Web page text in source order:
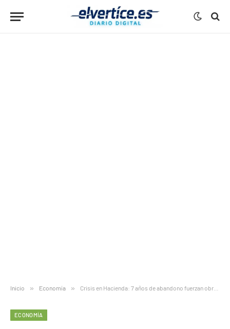
Inicio » Economía » Crisis en Hacienda: 7 años de abandono fuerzan obra millonaria en A Coruña
ECONOMÍA